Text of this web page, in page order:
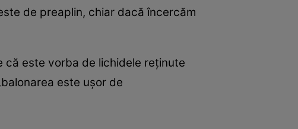
de preaplin, chiar dacă încercăm
că este vorba de lichidele reţinute
este uşor de